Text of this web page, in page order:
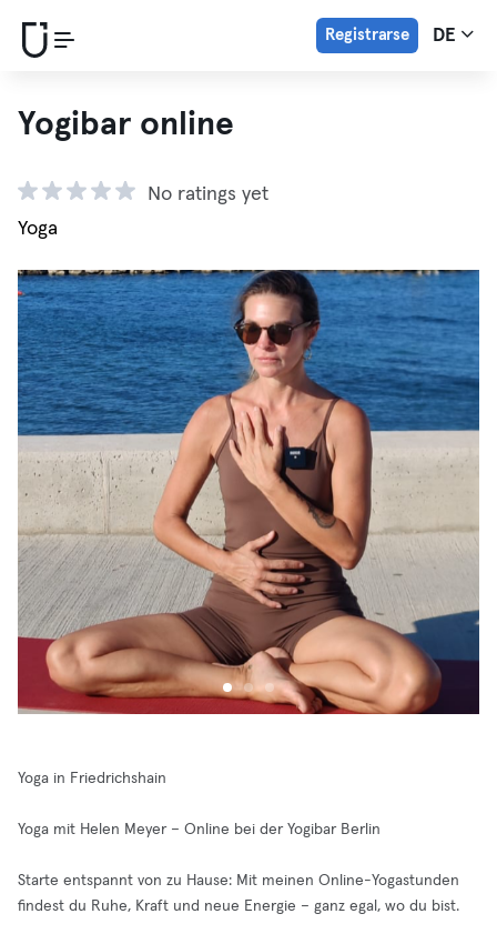
Registrarse DE
Yogibar online
No ratings yet
Yoga
Yoga in Friedrichshain
Yoga mit Helen Meyer – Online bei der Yogibar Berlin
Starte entspannt von zu Hause: Mit meinen Online-Yogastunden
findest du Ruhe, Kraft und neue Energie – ganz egal, wo du bist.